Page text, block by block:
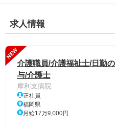
求人情報
NEW
介護職員/介護福祉士/日勤
与/介護士
摩利支病院
正社員
福岡県
月給17万9,000円